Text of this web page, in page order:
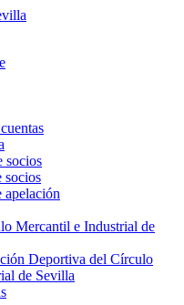
socios
socios
apelación
Mercantil e Industrial de
Deportiva del Círculo
de Sevilla